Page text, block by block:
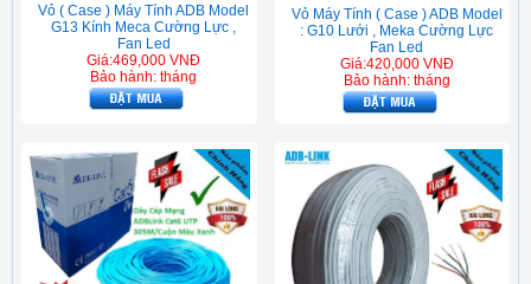
Vỏ ( Case ) Máy Tính ADB Model
G13 Kính Meca Cường Lực ,
Fan Led
Giá:469,000 VNĐ
Bảo hành: tháng
Vỏ Máy Tính ( Case ) ADB Model
: G10 Lưới , Meka Cường Lực
Fan Led
Giá:420,000 VNĐ
Bảo hành: tháng